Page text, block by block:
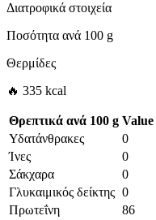
Διατροφικά στοιχεία
Ποσότητα ανά 100 g
Θερμίδες
🔥 335 kcal
Θρεπτικά ανά 100 g Value
Υδατάνθρακες
0
Ίνες
0
Σάκχαρα
0
Γλυκαιμικός δείκτης 0
Πρωτεΐνη
86